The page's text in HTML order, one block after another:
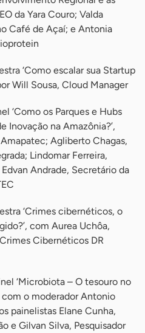
da Yara Couro; Valda
Café de Açaí; e Antonia
‘Como escalar sua Startup
Will Sousa, Cloud Manager
‘Como os Parques e Hubs
Inovação na Amazônia?’,
Agliberto Chagas,
Lindomar Ferreira,
Andrade, Secretário da
‘Crimes cibernéticos, o
com Aurea Uchôa,
Cibernéticos DR
‘Microbiota – O tesouro no
com o moderador Antonio
painelistas Elane Cunha,
e Gilvan Silva, Pesquisador